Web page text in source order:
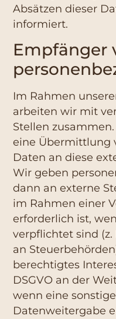
Absätzen dieser
informiert.
Empfänger
Im Rahmen
arbeiten wir mit
Stellen
eine Übermittlung
Daten an diese
Wir geben
dann an externe
im Rahmen einer
erforderlich ist,
verpflichtet sind
an
berechtigtes
DSGVO an der
wenn eine
Datenweitergabe